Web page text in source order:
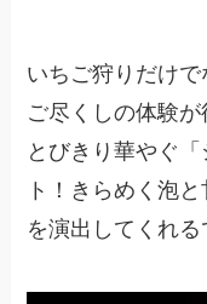
いちご狩りだけ
ご尽くしの体験が
とびきり華やぐ
ト！きらめく泡
を演出してくれる